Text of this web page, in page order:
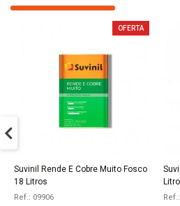
OFERTA
COMPRAR
Suvinil Rende E Cobre Muito Fosco
18 Litros
Ref.: 09906